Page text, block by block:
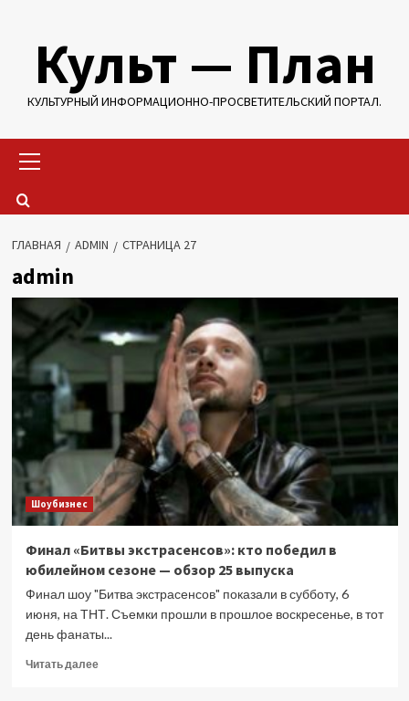
содержимому
Культ — План
КУЛЬТУРНЫЙ ИНФОРМАЦИОННО-ПРОСВЕТИТЕЛЬСКИЙ ПОРТАЛ.
меню
ГЛАВНАЯ ADMIN СТРАНИЦА 27
admin
Шоубизнес
Финал «Битвы экстрасенсов»: кто победил в
юбилейном сезоне — обзор 25 выпуска
Финал шоу "Битва экстрасенсов" показали в субботу, 6
июня, на ТНТ. Съемки прошли в прошлое воскресенье, в тот
день фанаты...
Читать далееПрочитать